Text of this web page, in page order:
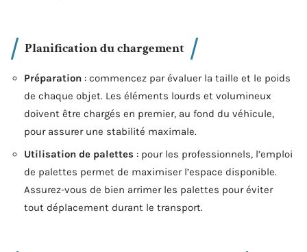
Planification du chargement
Préparation : commencez par évaluer la taille et le poids
de chaque objet. Les éléments lourds et volumineux
doivent être chargés en premier, au fond du véhicule,
pour assurer une stabilité maximale.
Utilisation de palettes : pour les professionnels, l’emploi
de palettes permet de maximiser l’espace disponible.
Assurez-vous de bien arrimer les palettes pour éviter
tout déplacement durant le transport.